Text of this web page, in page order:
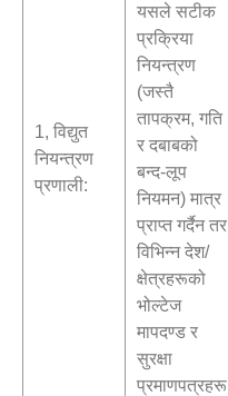
1, विद्युत
नियन्त्रण
प्रणाली:
यसले सटीक
प्रक्रिया
नियन्त्रण
(जस्तै
तापक्रम, गति
र दबाबको
बन्द-लूप
नियमन) मात्र
प्राप्त गर्दैन तर
विभिन्न देश/
क्षेत्रहरूको
भोल्टेज
मापदण्ड र
सुरक्षा
प्रमाणपत्रहरू